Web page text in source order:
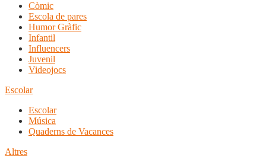
Còmic
Escola de pares
Humor Gràfic
Infantil
Influencers
Juvenil
Videojocs
Escolar
Escolar
Música
Quaderns de Vacances
Altres